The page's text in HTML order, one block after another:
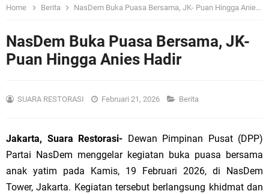
Home Berita NasDem Buka Puasa Bersama, JK- Puan Hingga Anies Hadir
NasDem Buka Puasa Bersama, JK-
Puan Hingga Anies Hadir
SUARA RESTORASI Februari 21, 2026 Berita
Jakarta, Suara Restorasi- Dewan Pimpinan Pusat (DPP)
Partai NasDem menggelar kegiatan buka puasa bersama
anak yatim pada Kamis, 19 Februari 2026, di NasDem
Tower, Jakarta. Kegiatan tersebut berlangsung khidmat dan